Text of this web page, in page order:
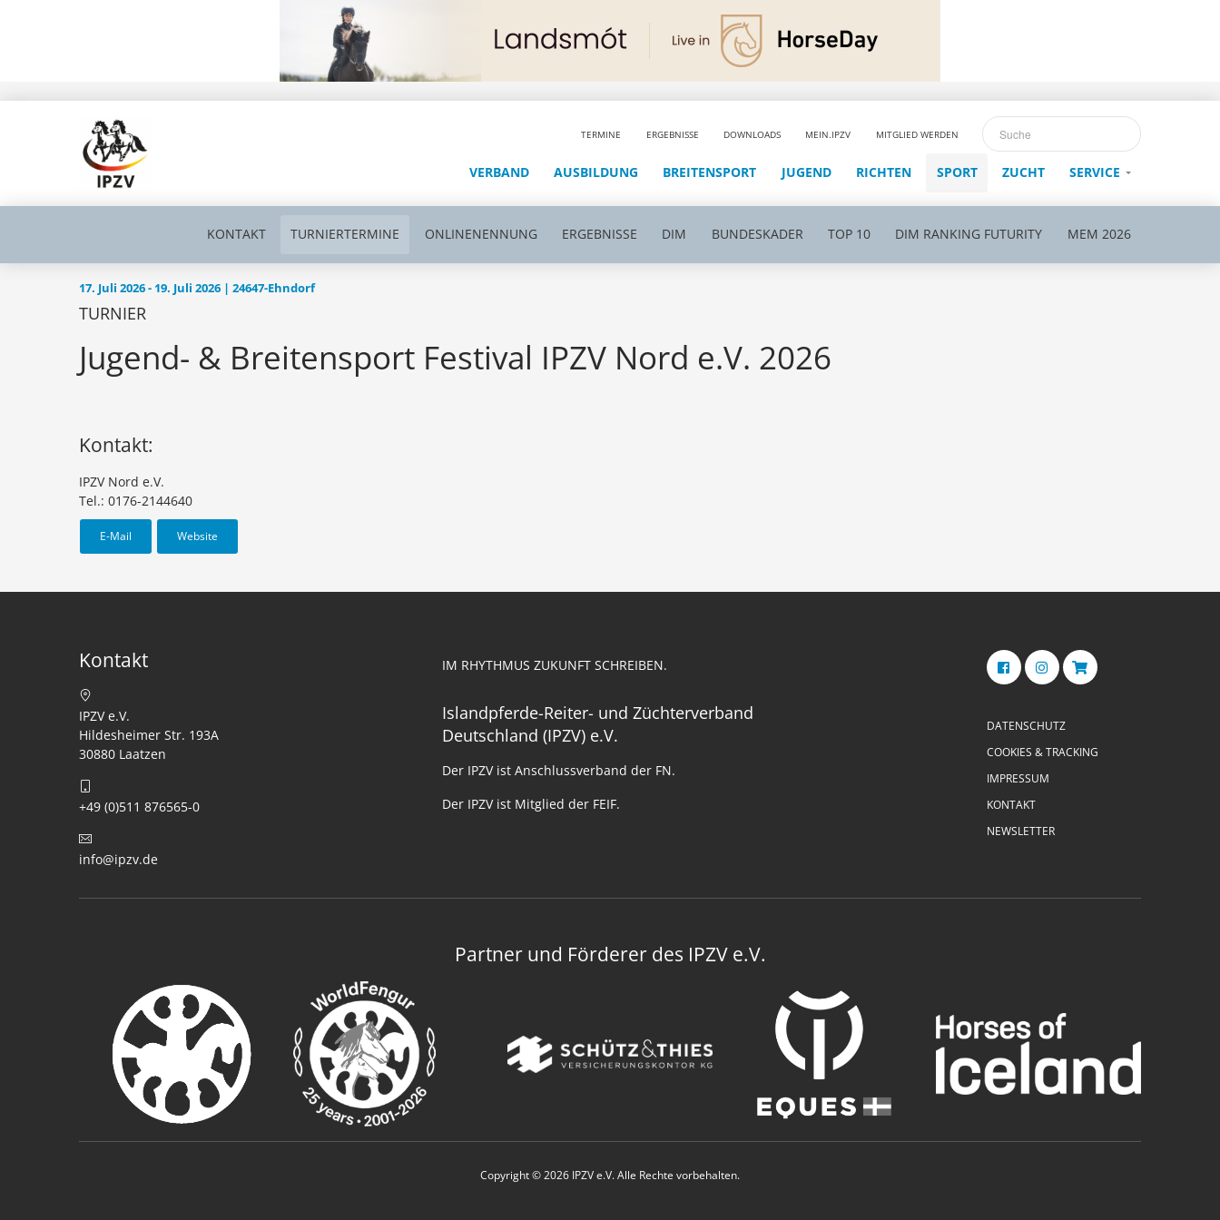
TERMINE ERGEBNISSE DOWNLOADS MEIN.IPZV MITGLIED WERDEN
VERBAND AUSBILDUNG BREITENSPORT JUGEND RICHTEN SPORT ZUCHT SERVICE
KONTAKT TURNIERTERMINE ONLINENENNUNG ERGEBNISSE DIM BUNDESKADER TOP 10 DIM RANKING FUTURITY MEM 2026
17. Juli 2026 - 19. Juli 2026 | 24647-Ehndorf
TURNIER
Jugend- & Breitensport Festival IPZV Nord e.V. 2026
Kontakt:
IPZV Nord e.V.
Tel.: 0176-2144640
E-Mail Website
Kontakt
IPZV e.V.
Hildesheimer Str. 193A
30880 Laatzen
+49 (0)511 876565-0
info@ipzv.de
IM RHYTHMUS ZUKUNFT SCHREIBEN.
Islandpferde-Reiter- und Züchterverband
Deutschland (IPZV) e.V.
Der IPZV ist Anschlussverband der FN.
Der IPZV ist Mitglied der FEIF.
DATENSCHUTZ
COOKIES & TRACKING
IMPRESSUM
KONTAKT
NEWSLETTER
Partner und Förderer des IPZV e.V.
Copyright © 2026 IPZV e.V. Alle Rechte vorbehalten.